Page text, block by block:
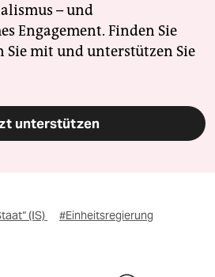
– und
Engagement. Finden Sie
Sie mit und unterstützen Sie
unterstützen
(IS)
#Einheitsregierung